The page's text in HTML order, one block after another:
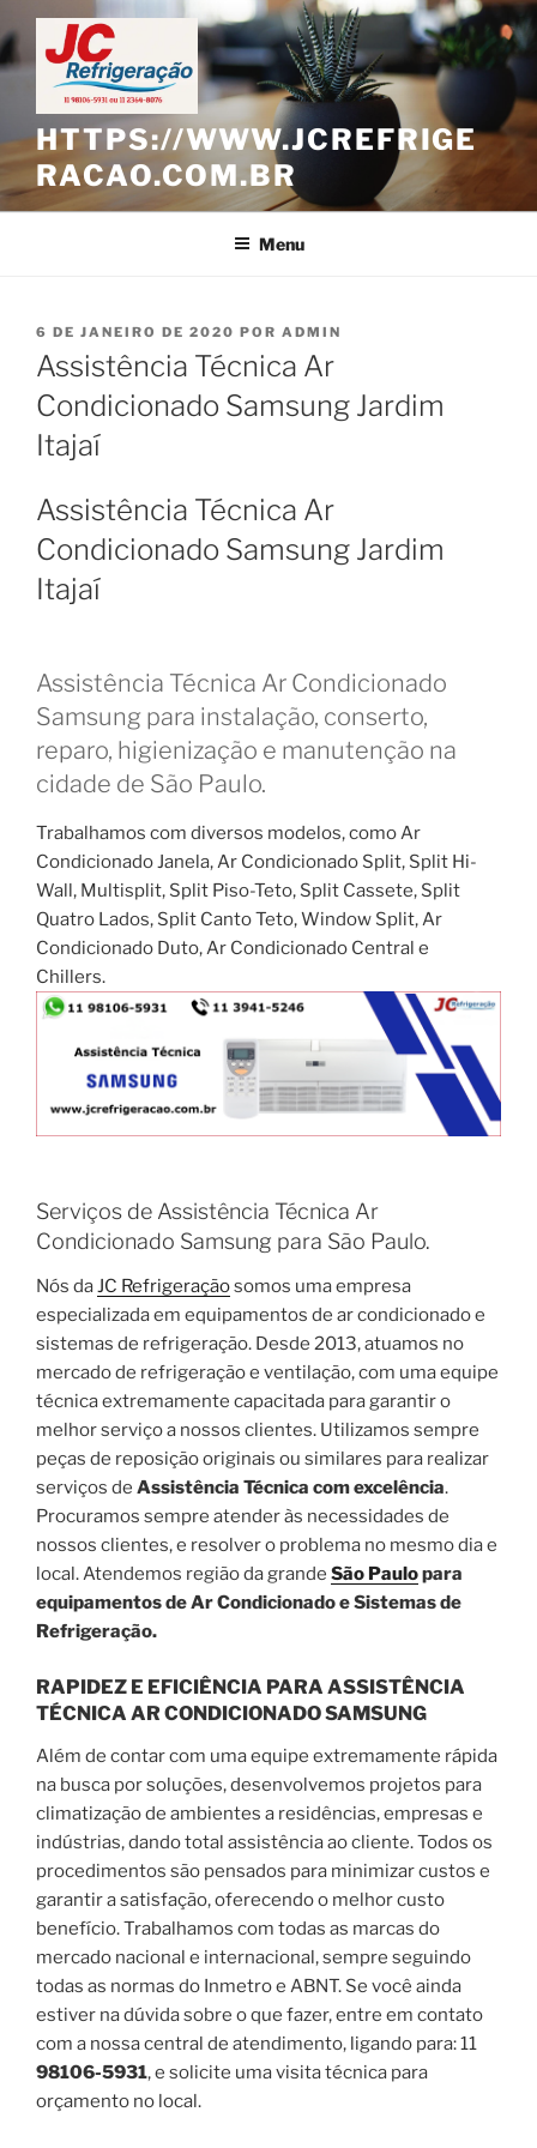
Pular
para
o
conteúdo
HTTPS://WWW.JCREFRIGE
RACAO.COM.BR
Menu
PUBLICADO
EM
6 DE JANEIRO DE 2020 POR ADMIN
Assistência Técnica Ar
Condicionado Samsung Jardim
Itajaí
Assistência Técnica Ar
Condicionado Samsung Jardim
Itajaí
Assistência Técnica Ar Condicionado
Samsung para instalação, conserto,
reparo, higienização e manutenção na
cidade de São Paulo.
Trabalhamos com diversos modelos, como Ar
Condicionado Janela, Ar Condicionado Split, Split Hi-
Wall, Multisplit, Split Piso-Teto, Split Cassete, Split
Quatro Lados, Split Canto Teto, Window Split, Ar
Condicionado Duto, Ar Condicionado Central e
Chillers.
Serviços de Assistência Técnica Ar
Condicionado Samsung para São Paulo.
Nós daJC Refrigeraçãosomos uma empresa
especializada em equipamentos de ar condicionado e
sistemas de refrigeração. Desde 2013, atuamos no
mercado de refrigeração e ventilação, com uma equipe
técnica extremamente capacitada para garantir o
melhor serviço a nossos clientes. Utilizamos sempre
peças de reposição originais ou similares para realizar
serviços de Assistência Técnica com excelência.
Procuramos sempre atender às necessidades de
nossos clientes, e resolver o problema no mesmo dia e
local. Atendemos região da grande São Paulopara
equipamentos de Ar Condicionado e Sistemas de
Refrigeração.
RAPIDEZ E EFICIÊNCIA PARA ASSISTÊNCIA
TÉCNICA AR CONDICIONADO SAMSUNG
Além de contar com uma equipe extremamente rápida
na busca por soluções, desenvolvemos projetos para
climatização de ambientes a residências, empresas e
indústrias, dando total assistência ao cliente. Todos os
procedimentos são pensados para minimizar custos e
garantir a satisfação, oferecendo o melhor custo
benefício. Trabalhamos com todas as marcas do
mercado nacional e internacional, sempre seguindo
todas as normas do Inmetro e ABNT. Se você ainda
estiver na dúvida sobre o que fazer, entre em contato
com a nossa central de atendimento, ligando para: 11
98106-5931, e solicite uma visita técnica para
orçamento no local.